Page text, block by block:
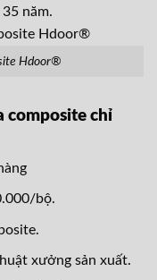
năm.
Hdoor®
composite chỉ
bộ.
xưởng sản xuất.